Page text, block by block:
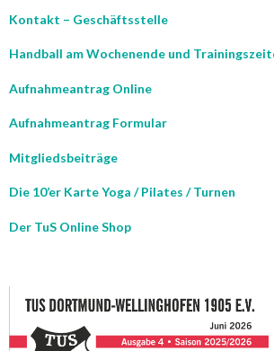
Kontakt – Geschäftsstelle
Handball am Wochenende und
Aufnahmeantrag Online
Aufnahmeantrag Formular
Mitgliedsbeiträge
Die 10’er Karte Yoga / Pilates / Turnen
Der TuS Online Shop